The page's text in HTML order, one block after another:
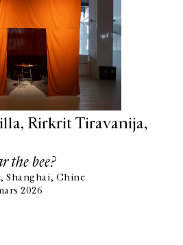
Rirkrit Tiravanija,
the bee?
Shanghai, Chine
2026